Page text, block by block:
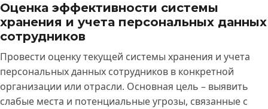
Оценка эффективности системы
хранения и учета персональных данных
сотрудников
Провести оценку текущей системы хранения и учета
персональных данных сотрудников в конкретной
организации или отрасли. Основная цель – выявить
слабые места и потенциальные угрозы, связанные с